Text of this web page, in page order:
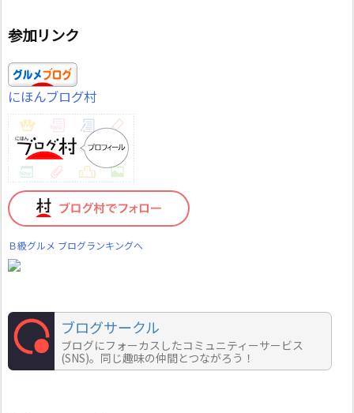
参加リンク
にほんブログ村
Ｂ級グルメ ブログランキングへ
ブログサークル
ブログにフォーカスしたコミュニティーサービス
(SNS)。同じ趣味の仲間とつながろう！